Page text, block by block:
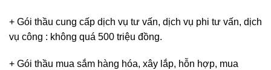
+ Gói thầu cung cấp dịch vụ tư vấn, dịch vụ phi tư vấn, dịch
vụ công : không quá 500 triệu đồng.
+ Gói thầu mua sắm hàng hóa, xây lắp, hỗn hợp, mua